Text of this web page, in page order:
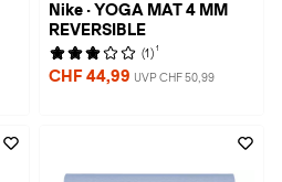
Nike · YOGA MAT 4 MM
REVERSIBLE
(1) 1
CHF 44,99 UVP CHF 50,99